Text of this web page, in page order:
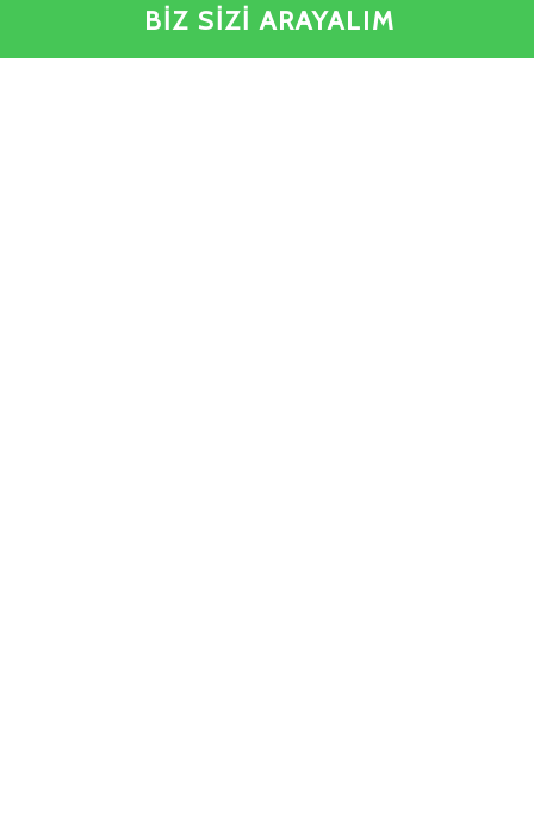
BİZ SİZİ ARAYALIM
» Havuz Mozaikleri » Diğer » Havuz Aksesuarları
» Dijital Seramik » Dijital Çini Seramik (20x20)